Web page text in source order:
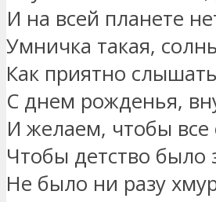
И на всей планете
Умничка такая,
Как приятно
С днем рожденья,
И желаем, чтобы
Чтобы детство было
Не было ни разу